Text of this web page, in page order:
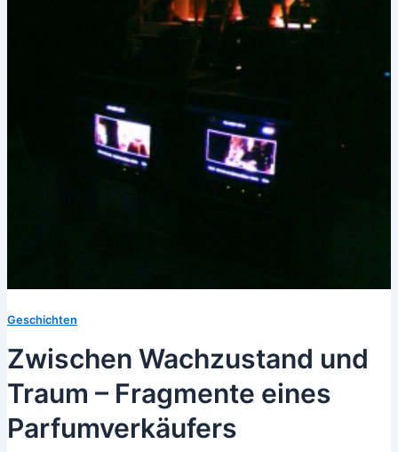
Geschichten
Zwischen Wachzustand und
Traum – Fragmente eines
Parfumverkäufers